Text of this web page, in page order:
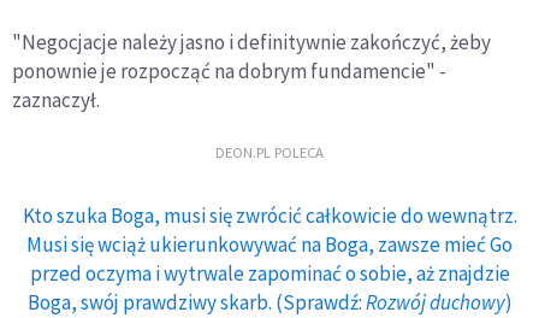
"Negocjacje należy jasno i definitywnie zakończyć, żeby
ponownie je rozpocząć na dobrym fundamencie" -
zaznaczył.
DEON.PL POLECA
Kto szuka Boga, musi się zwrócić całkowicie do wewnątrz.
Musi się wciąż ukierunkowywać na Boga, zawsze mieć Go
przed oczyma i wytrwale zapominać o sobie, aż znajdzie
Boga, swój prawdziwy skarb. (Sprawdź:Rozwój duchowy)